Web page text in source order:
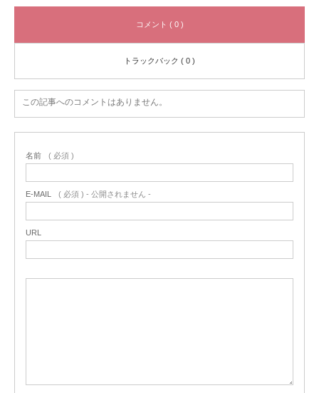
コメント ( 0 )
トラックバック ( 0 )
この記事へのコメントはありません。
名前 ( 必須 )
E-MAIL ( 必須 ) - 公開されません -
URL